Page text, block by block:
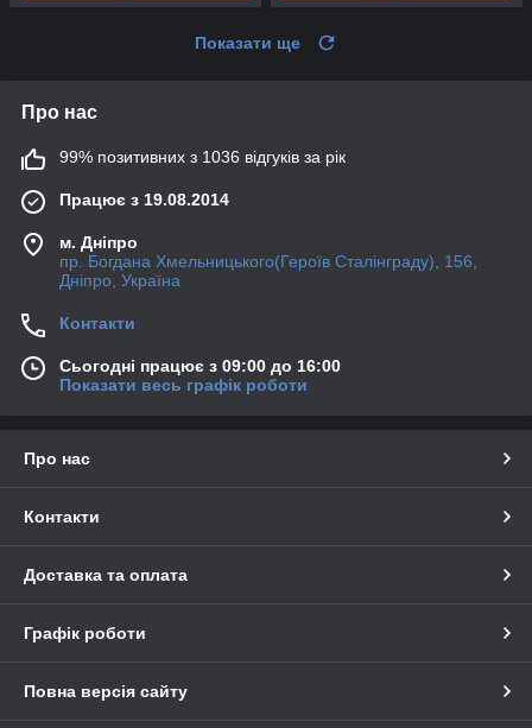
Показати ще
Про нас
99% позитивних з 1036 відгуків за рік
Працює з 19.08.2014
м. Дніпро
пр. Богдана Хмельницького(Героїв Сталінграду), 156,
Дніпро, Україна
Контакти
Сьогодні працює з 09:00 до 16:00
Показати весь графік роботи
Про нас
Контакти
Доставка та оплата
Графік роботи
Повна версія сайту